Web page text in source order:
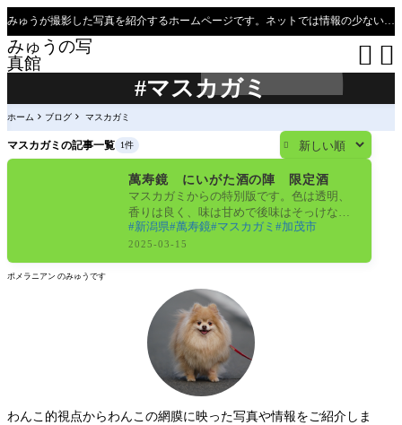
#マスカガミ
みゅうが撮影した写真を紹介するホームページです。ネットでは情報の少ない、新潟県、魚沼只見線の撮影ポイントの紹介があります（必見）。
みゅうの写
真館
 
ホーム ブログ マスカガミ
マスカガミの記事一覧 1件 
萬寿鏡 にいがた酒の陣 限定酒
マスカガミからの特別版です。色は透明、
香りは良く、味は甘めで後味はそっけない
感じです。萬寿鏡では珍しいかも。パワー
アピタ
新潟県 萬寿鏡 マスカガミ 加茂市
2025-03-15
ポメラニアン のみゅうです
わんこ的視点からわんこの網膜に映った写真や情報をご紹介しま